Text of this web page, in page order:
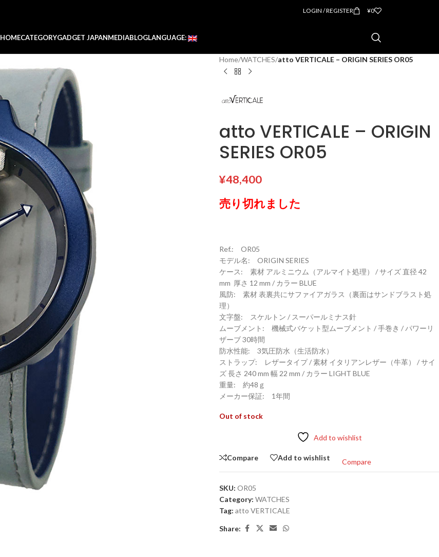
LOGIN / REGISTER ¥0
HOMECATEGORYGADGET JAPANMEDIABLOGLANGUAGE:
Home/WATCHES/atto VERTICALE – ORIGIN SERIES OR05
atto VERTICALE – ORIGIN
SERIES OR05
¥48,400
売り切れました
Ref.: OR05
モデル名: ORIGIN SERIES
ケース: 素材 アルミニウム（アルマイト処理） / サイズ 直径 42
mm 厚さ 12 mm / カラー BLUE
風防: 素材 表裏共にサファイアガラス（裏面はサンドブラスト処
理）
文字盤: スケルトン / スーパールミナス針
ムーブメント: 機械式バケット型ムーブメント / 手巻き / パワーリ
ザーブ 30時間
防水性能: 3気圧防水（生活防水）
ストラップ: レザータイプ / 素材 イタリアンレザー（牛革） / サイ
ズ 長さ 240 mm 幅 22 mm / カラー LIGHT BLUE
重量: 約48ｇ
メーカー保証: 1年間
Out of stock
Add to wishlist
Compare Add to wishlist
Compare
SKU: OR05
Category: WATCHES
Tag: atto VERTICALE
Share: